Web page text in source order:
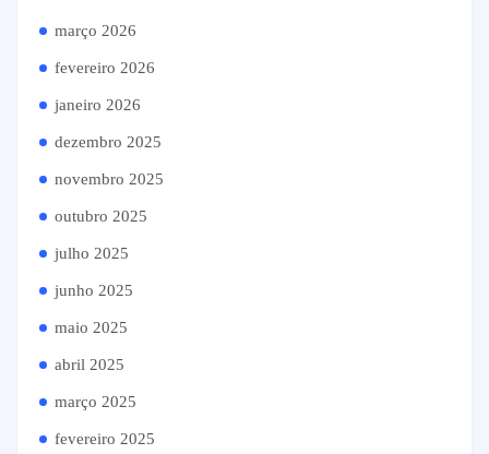
março 2026
fevereiro 2026
janeiro 2026
dezembro 2025
novembro 2025
outubro 2025
julho 2025
junho 2025
maio 2025
abril 2025
março 2025
fevereiro 2025